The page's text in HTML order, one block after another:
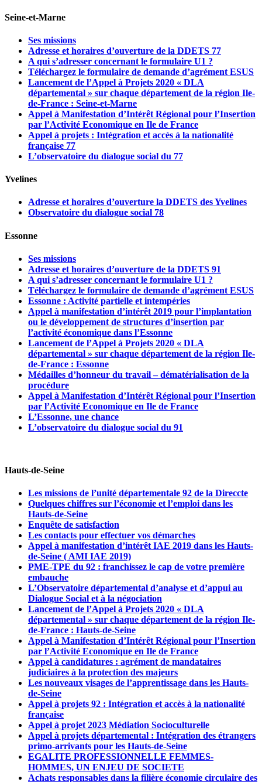
Seine-et-Marne
Ses missions
Adresse et horaires d’ouverture de la DDETS 77
A qui s’adresser concernant le formulaire U1 ?
Téléchargez le formulaire de demande d’agrément ESUS
Lancement de l’Appel à Projets 2020 « DLA
départemental » sur chaque département de la région Ile-
de-France : Seine-et-Marne
Appel à Manifestation d’Intérêt Régional pour l’Insertion
par l’Activité Economique en Ile de France
Appel à projets : Intégration et accès à la nationalité
française 77
L’observatoire du dialogue social du 77
Yvelines
Adresse et horaires d’ouverture la DDETS des Yvelines
Observatoire du dialogue social 78
Essonne
Ses missions
Adresse et horaires d’ouverture de la DDETS 91
A qui s’adresser concernant le formulaire U1 ?
Téléchargez le formulaire de demande d’agrément ESUS
Essonne : Activité partielle et intempéries
Appel à manifestation d’intérêt 2019 pour l’implantation
ou le développement de structures d’insertion par
l’activité économique dans l’Essonne
Lancement de l’Appel à Projets 2020 « DLA
départemental » sur chaque département de la région Ile-
de-France : Essonne
Médailles d’honneur du travail – dématérialisation de la
procédure
Appel à Manifestation d’Intérêt Régional pour l’Insertion
par l’Activité Economique en Ile de France
L’Essonne, une chance
L’observatoire du dialogue social du 91
Hauts-de-Seine
Les missions de l’unité départementale 92 de la Direccte
Quelques chiffres sur l’économie et l’emploi dans les
Hauts-de-Seine
Enquête de satisfaction
Les contacts pour effectuer vos démarches
Appel à manifestation d’intérêt IAE 2019 dans les Hauts-
de-Seine ( AMI IAE 2019)
PME-TPE du 92 : franchissez le cap de votre première
embauche
L’Observatoire départemental d’analyse et d’appui au
Dialogue Social et à la négociation
Lancement de l’Appel à Projets 2020 « DLA
départemental » sur chaque département de la région Ile-
de-France : Hauts-de-Seine
Appel à Manifestation d’Intérêt Régional pour l’Insertion
par l’Activité Economique en Ile de France
Appel à candidatures : agrément de mandataires
judiciaires à la protection des majeurs
Les nouveaux visages de l’apprentissage dans les Hauts-
de-Seine
Appel à projets 92 : Intégration et accès à la nationalité
française
Appel à projet 2023 Médiation Socioculturelle
Appel à projets départemental : Intégration des étrangers
primo-arrivants pour les Hauts-de-Seine
EGALITE PROFESSIONNELLE FEMMES-
HOMMES, UN ENJEU DE SOCIETE
Achats responsables dans la filière économie circulaire des